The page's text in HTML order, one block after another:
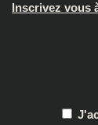
Inscrivez vous